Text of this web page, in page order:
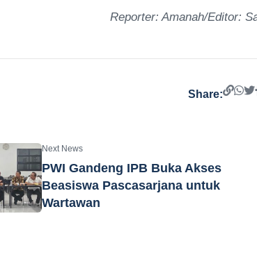
Reporter: Amanah/Editor:
Share:
Next News
PWI Gandeng IPB Buka Akses
Beasiswa Pascasarjana untuk
Wartawan